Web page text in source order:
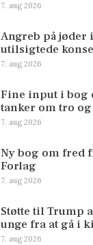
7. aug 2026
Angreb på jøder
utilsigtede
7. aug 2026
Fine input i bog
tanker om tro
7. aug 2026
Ny bog om fred
Forlag
7. aug 2026
Støtte til Trump
unge fra at gå i
7. aug 2026